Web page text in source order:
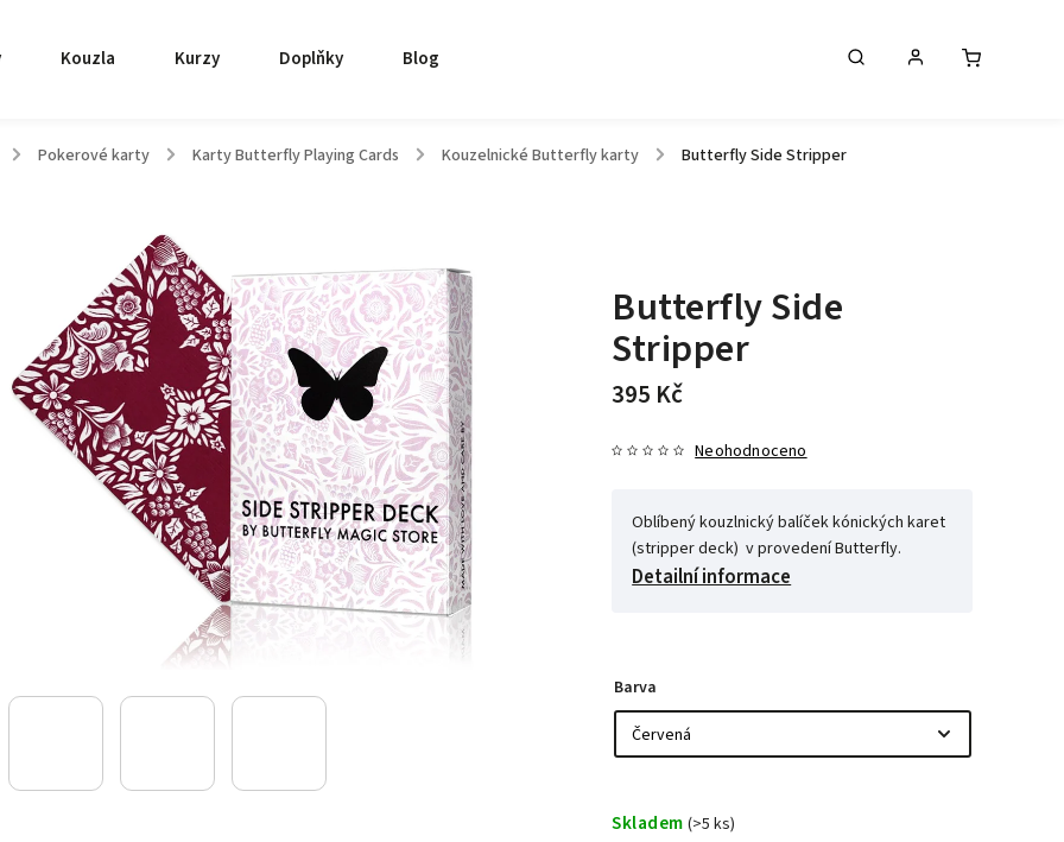
Kouzla Kurzy Doplňky Blog
/ Pokerové karty / Karty Butterfly Playing Cards / Kouzelnické Butterfly karty / Butterfly Side Stripper
Butterfly Side
Stripper
395 Kč
Neohodnoceno
Oblíbený kouzlnický balíček kónických karet
(stripper deck) v provedení Butterfly.
Detailní informace
Barva
Skladem (>5 ks)